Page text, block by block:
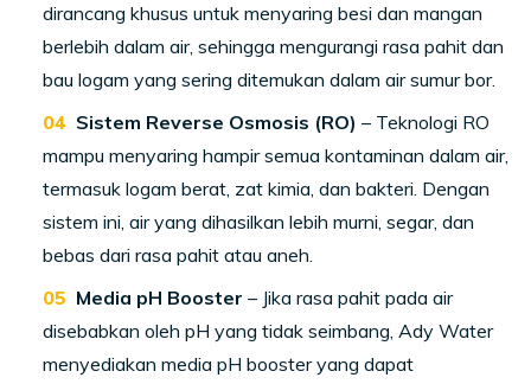
dirancang khusus untuk menyaring besi dan mangan
berlebih dalam air, sehingga mengurangi rasa pahit dan
bau logam yang sering ditemukan dalam air sumur bor.
Sistem Reverse Osmosis (RO) – Teknologi RO
mampu menyaring hampir semua kontaminan dalam air,
termasuk logam berat, zat kimia, dan bakteri. Dengan
sistem ini, air yang dihasilkan lebih murni, segar, dan
bebas dari rasa pahit atau aneh.
Media pH Booster – Jika rasa pahit pada air
disebabkan oleh pH yang tidak seimbang, Ady Water
menyediakan media pH booster yang dapat